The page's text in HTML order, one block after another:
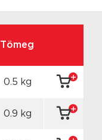
Tömeg
0.5 kg
0.9 kg